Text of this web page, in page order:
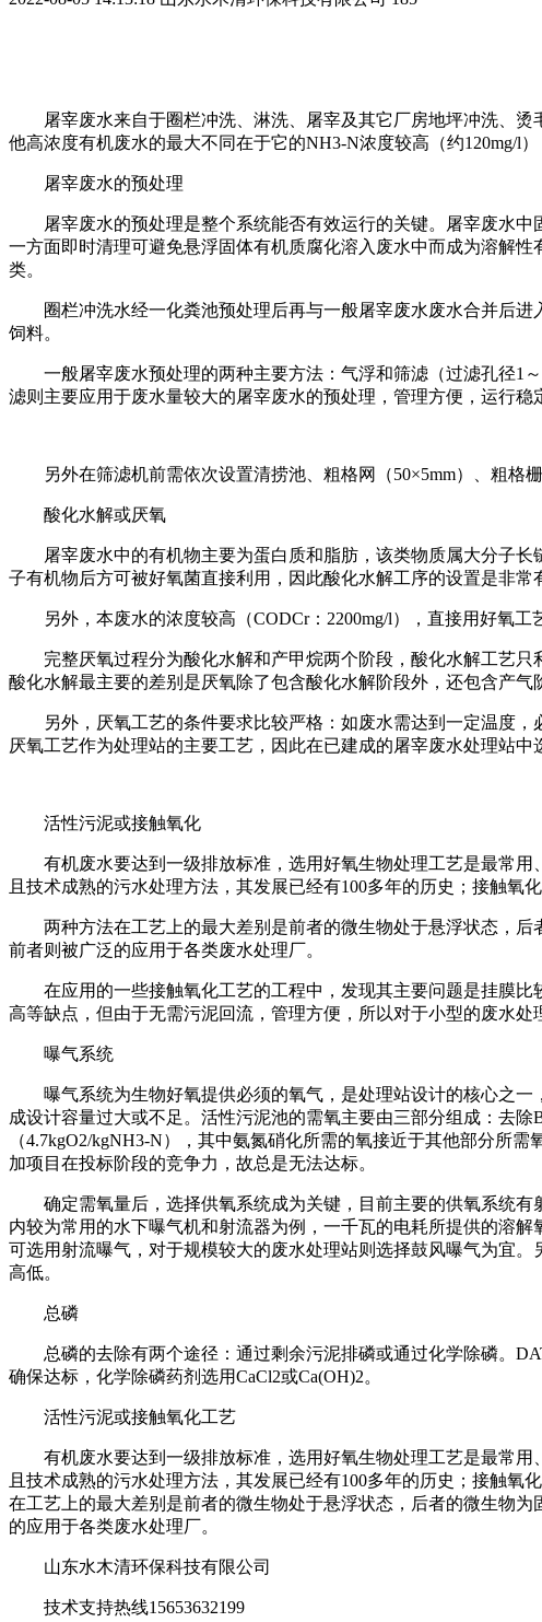
屠宰废水来自于圈栏冲洗、淋洗、屠宰及其它厂房地坪冲洗、
他高浓度有机废水的最大不同在于它的NH3-N浓度较高（约120mg/l
屠宰废水的预处理
屠宰废水的预处理是整个系统能否有效运行的关键。屠宰废水中
一方面即时清理可避免悬浮固体有机质腐化溶入废水中而成为溶解
类。
圈栏冲洗水经一化粪池预处理后再与一般屠宰废水废水合并后
饲料。
一般屠宰废水预处理的两种主要方法：气浮和筛滤（过滤孔径1
滤则主要应用于废水量较大的屠宰废水的预处理，管理方便，运行稳
另外在筛滤机前需依次设置清捞池、粗格网（50×5mm）、粗格
酸化水解或厌氧
屠宰废水中的有机物主要为蛋白质和脂肪，该类物质属大分子
子有机物后方可被好氧菌直接利用，因此酸化水解工序的设置是非常
另外，本废水的浓度较高（CODCr：2200mg/l），直接用好氧
完整厌氧过程分为酸化水解和产甲烷两个阶段，酸化水解工艺
酸化水解最主要的差别是厌氧除了包含酸化水解阶段外，还包含产
另外，厌氧工艺的条件要求比较严格：如废水需达到一定温度
厌氧工艺作为处理站的主要工艺，因此在已建成的屠宰废水处理站中
活性污泥或接触氧化
有机废水要达到一级排放标准，选用好氧生物处理工艺是最常
且技术成熟的污水处理方法，其发展已经有100多年的历史；接触氧
两种方法在工艺上的最大差别是前者的微生物处于悬浮状态，
前者则被广泛的应用于各类废水处理厂。
在应用的一些接触氧化工艺的工程中，发现其主要问题是挂膜
高等缺点，但由于无需污泥回流，管理方便，所以对于小型的废水处
曝气系统
曝气系统为生物好氧提供必须的氧气，是处理站设计的核心之
成设计容量过大或不足。活性污泥池的需氧主要由三部分组成：去除
（4.7kgO2/kgNH3-N），其中氨氮硝化所需的氧接近于其他部分所
加项目在投标阶段的竞争力，故总是无法达标。
确定需氧量后，选择供氧系统成为关键，目前主要的供氧系统
内较为常用的水下曝气机和射流器为例，一千瓦的电耗所提供的溶解
可选用射流曝气，对于规模较大的废水处理站则选择鼓风曝气为宜
高低。
总磷
总磷的去除有两个途径：通过剩余污泥排磷或通过化学除磷。
确保达标，化学除磷药剂选用CaCl2或Ca(OH)2。
活性污泥或接触氧化工艺
有机废水要达到一级排放标准，选用好氧生物处理工艺是最常
且技术成熟的污水处理方法，其发展已经有100多年的历史；接触氧
在工艺上的最大差别是前者的微生物处于悬浮状态，后者的微生物
的应用于各类废水处理厂。
山东水木清环保科技有限公司
技术支持热线15653632199